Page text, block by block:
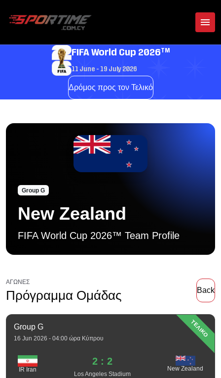
FIFA World Cup 2026TM
11 June - 19 July 2026
Δρόμος προς τον Τελικό
Group G
New Zealand
FIFA World Cup 2026™ Team Profile
ΑΓΏΝΕΣ
Πρόγραμμα Ομάδας Back
ΤΕΛΙΚΟ
Group G
16 Jun 2026 - 04:00 ώρα Κύπρου
IR Iran
2 : 2
Los Angeles Stadium
New Zealand